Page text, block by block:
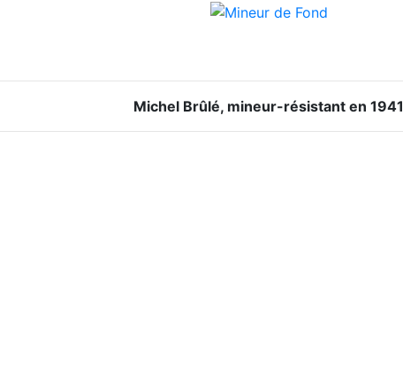
Michel Brûlé, mineur-résistant en 1941